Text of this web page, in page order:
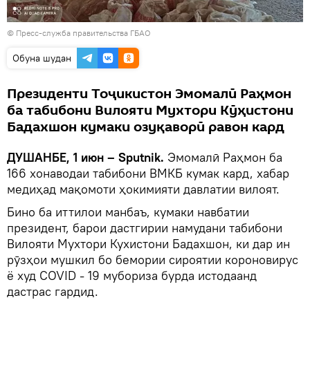
© Пресс-служба правительства ГБАО
Обуна шудан
Президенти Тоҷикистон Эмомалӣ Раҳмон
ба табибони Вилояти Мухтори Кӯҳистони
Бадахшон кумаки озуқаворӣ равон кард
ДУШАНБЕ, 1 июн – Sputnik. Эмомалӣ Раҳмон ба
166 хонаводаи табибони ВМКБ кумак кард, хабар
медиҳад мақомоти ҳокимияти давлатии вилоят.
Бино ба иттилои манбаъ, кумаки навбатии
президент, барои дастгирии намудани табибони
Вилояти Мухтори Кухистони Бадахшон, ки дар ин
рӯзҳои мушкил бо бемории сироятии короновирус
ё худ COVID - 19 мубориза бурда истодаанд
дастрас гардид.